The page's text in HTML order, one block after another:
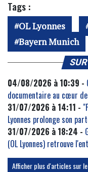
Tags :
OL Lyonnes
Bayern Munich
04/08/2026 à 10:39 -
documentaire au cœur
31/07/2026 à 14:11 -
Lyonnes prolonge son
31/07/2026 à 18:24 -
(OL Lyonnes) retrouve
Afficher plus d'articles sur